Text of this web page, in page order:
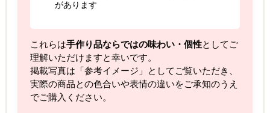
があります
これらは手作り品ならではの味わい・個性としてご
理解いただけますと幸いです。
掲載写真は「参考イメージ」としてご覧いただき、
実際の商品との色合いや表情の違いをご承知のうえ
でご購入ください。